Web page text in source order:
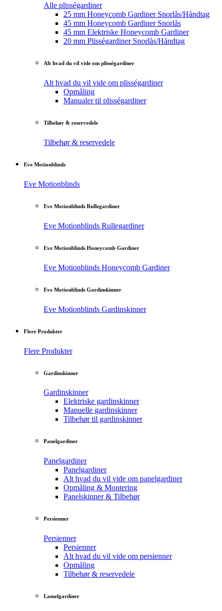
Alle plisségardiner
25 mm Honeycomb Gardiner Snorlås/Håndtag
45 mm Honeycomb Gardiner Snorlås
45 mm Elektriske Honeycomb Gardiner
20 mm Plisségardiner Snorlås/Håndtag
Alt hvad du vil vide om plisségardiner
Alt hvad du vil vide om plisségardiner
Opmåling
Manualer til plisségardiner
Tilbehør & reservedele
Tilbehør & reservedele
Eve Motionblinds
Eve Motionblinds
Eve Motionblinds Rullegardiner
Eve Motionblinds Rullegardiner
Eve Motionblinds Honeycomb Gardiner
Eve Motionblinds Honeycomb Gardiner
Eve Motionblinds Gardinskinner
Eve Motionblinds Gardinskinner
Flere Produkter
Flere Produkter
Gardinskinner
Gardinskinner
Elektriske gardinskinner
Manuelle gardinskinner
Tilbehør til gardinskinner
Panelgardiner
Panelgardiner
Panelgardiner
Alt hvad du vil vide om panelgardiner
Opmåling & Montering
Panelskinner & Tilbehør
Persienner
Persienner
Persienner
Alt hvad du vil vide om persienner
Opmåling
Tilbehør & reservedele
Lamelgardiner